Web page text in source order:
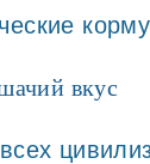
вкус